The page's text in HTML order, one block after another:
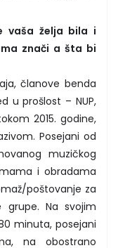
vaša želja bila i
znači a šta bi
članove benda
u prošlost – NUP,
2015. godine,
Posejani od
muzičkog
i obradama
poštovanje za
Na svojim
minuta, posejani
na obostrano